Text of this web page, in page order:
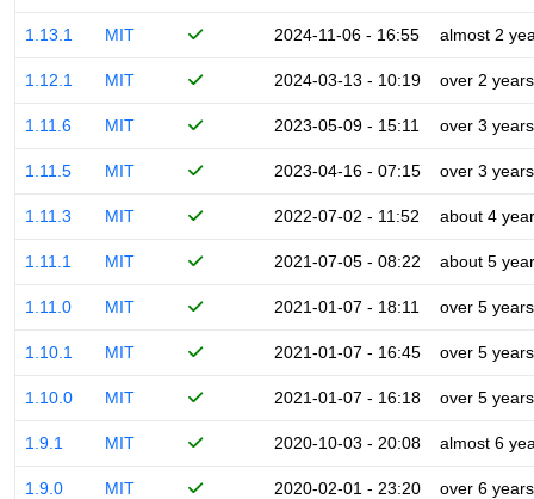
1.13.1 MIT 2024-11-06 - 16:55 almost 2
1.12.1 MIT 2024-03-13 - 10:19 over 2 years
1.11.6 MIT 2023-05-09 - 15:11 over 3 years
1.11.5 MIT 2023-04-16 - 07:15 over 3 years
1.11.3 MIT 2022-07-02 - 11:52 about 4
1.11.1 MIT 2021-07-05 - 08:22 about 5
1.11.0 MIT 2021-01-07 - 18:11 over 5 years
1.10.1 MIT 2021-01-07 - 16:45 over 5 years
1.10.0 MIT 2021-01-07 - 16:18 over 5 years
1.9.1 MIT 2020-10-03 - 20:08 almost 6
1.9.0 MIT 2020-02-01 - 23:20 over 6 years